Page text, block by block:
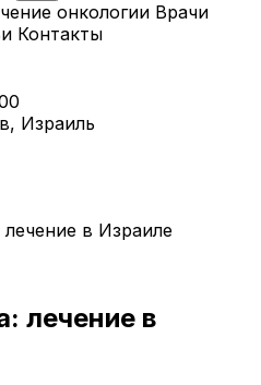
онкологии Врачи
Контакты
Израиль
в Израиле
лечение в